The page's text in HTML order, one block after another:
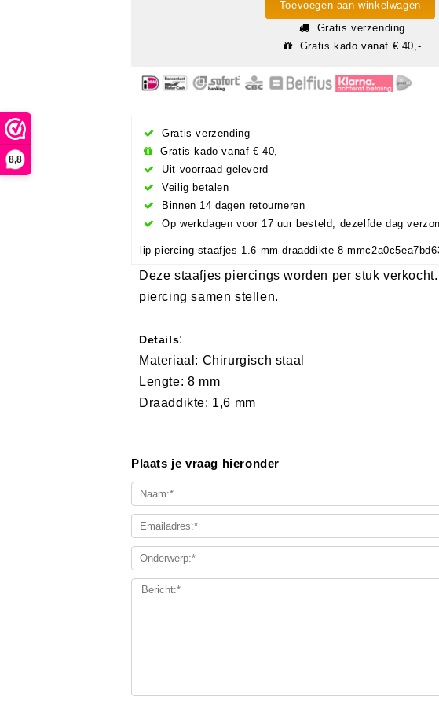
8,8
Toevoegen aan winkelwagen
Gratis verzending
Gratis kado vanaf € 40,-
Gratis verzending
Gratis kado vanaf € 40,-
Uit voorraad geleverd
Veilig betalen
Binnen 14 dagen retourneren
Op werkdagen voor 17 uur besteld, dezelfde dag
lip-piercing-staafjes-1.6-mm-draaddikte-8-
Deze staafjes piercings worden per stuk
piercing samen stellen.
Details:
Materiaal: Chirurgisch staal
Lengte: 8 mm
Draaddikte: 1,6 mm
Plaats je vraag hieronder